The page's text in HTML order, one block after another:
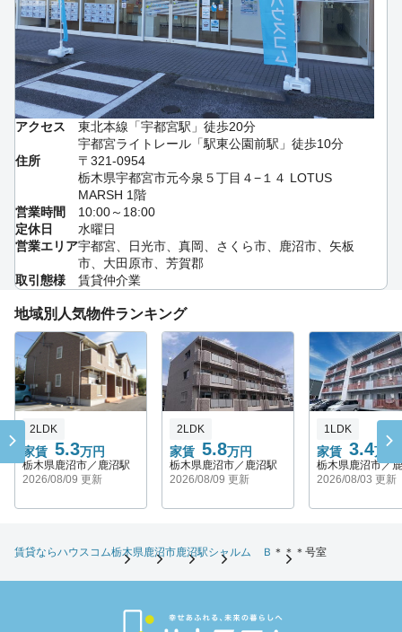
アクセス
東北本線「宇都宮駅」徒歩20分
宇都宮ライトレール「駅東公園前駅」徒歩10分
住所
〒321-0954
栃木県宇都宮市元今泉５丁目４−１４ LOTUS
MARSH 1階
営業時間
10:00～18:00
定休日
水曜日
営業エリア宇都宮、日光市、真岡、さくら市、鹿沼市、矢板
市、大田原市、芳賀郡
取引態様
賃貸仲介業
地域別人気物件ランキング
家賃 5.3万円
2LDK
栃木県鹿沼市／鹿沼駅
2026/08/09 更新
家賃 5.8万円
2LDK
栃木県鹿沼市／鹿沼駅
2026/08/09 更新
家賃 3.4万円
1LDK
栃木県鹿沼市／
2026/08/03 更新
賃貸ならハウスコム栃木県 鹿沼市鹿沼駅シャルム Ｂ ＊＊＊号室